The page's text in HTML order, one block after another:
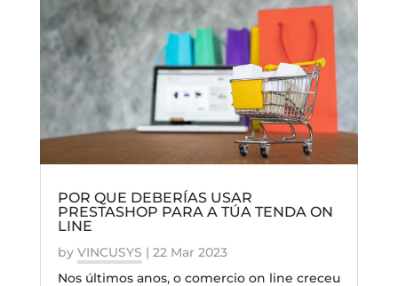
POR QUE DEBERÍAS USAR
PRESTASHOP PARA A TÚA TENDA ON
LINE
by VINCUSYS | 22 Mar 2023
Nos últimos anos, o comercio on line creceu